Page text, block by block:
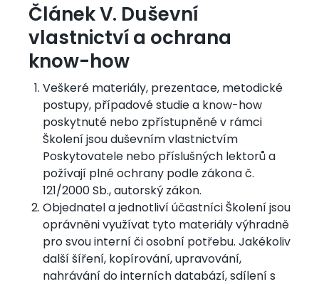
Článek V. Duševní
vlastnictví a ochrana
know-how
Veškeré materiály, prezentace, metodické
postupy, případové studie a know-how
poskytnuté nebo zpřístupněné v rámci
Školení jsou duševním vlastnictvím
Poskytovatele nebo příslušných lektorů a
požívají plné ochrany podle zákona č.
121/2000 Sb., autorský zákon.
Objednatel a jednotliví účastníci Školení jsou
oprávněni využívat tyto materiály výhradně
pro svou interní či osobní potřebu. Jakékoliv
další šíření, kopírování, upravování,
nahrávání do interních databází, sdílení s